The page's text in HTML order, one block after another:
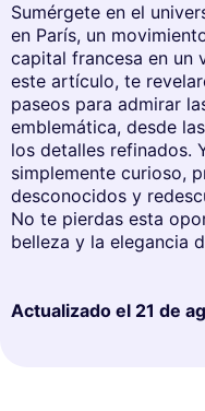
Sumérgete en el
en París, un
capital francesa en un
este artículo, te
paseos para admirar
emblemática, desde
los detalles refinados.
simplemente curioso,
desconocidos y
No te pierdas esta
belleza y la elegancia
Actualizado el 21 de